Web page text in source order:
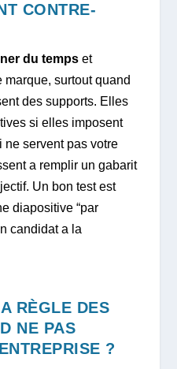
CONTRE-
du temps et
surtout quand
des supports. Elles
si elles imposent
servent pas votre
a remplir un gabarit
Un bon test est
diapositive “par
candidat a la
RÈGLE DES
NE PAS
?